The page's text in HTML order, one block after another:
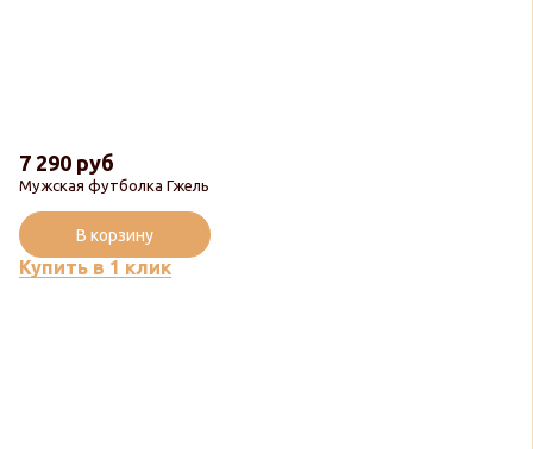
Мужская футболка Гжель
7 290 руб
Купить в 1 клик
В корзину